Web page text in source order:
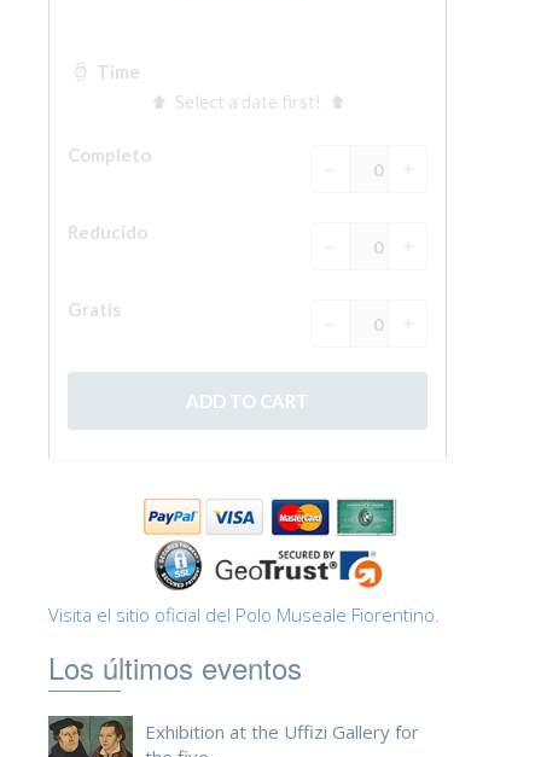
Palazzo Vecchio
ENGLISH
FRANÇAIS
ESPAÑOL
Visita el sitio oficial del Polo Museale Fiorentino.
Los últimos eventos
Exhibition at the Uffizi Gallery for